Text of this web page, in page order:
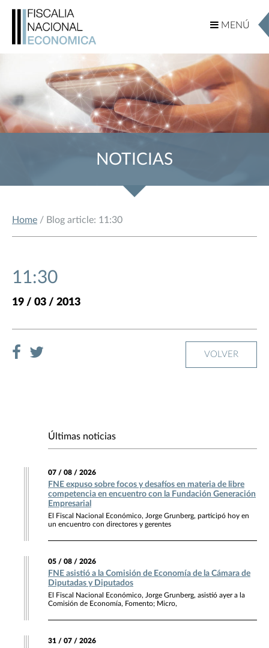
MENÚ
MENÚ
NOTICIAS
Home / Blog article: 11:30
11:30
19 / 03 / 2013
VOLVER
Últimas noticias
07 / 08 / 2026
FNE expuso sobre focos y desafíos en materia de libre
competencia en encuentro con la Fundación Generación
Empresarial
El Fiscal Nacional Económico, Jorge Grunberg, participó hoy en
un encuentro con directores y gerentes
05 / 08 / 2026
FNE asistió a la Comisión de Economía de la Cámara de
Diputadas y Diputados
El Fiscal Nacional Económico, Jorge Grunberg, asistió ayer a la
Comisión de Economía, Fomento; Micro,
31 / 07 / 2026